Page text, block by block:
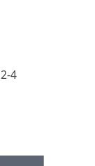
4